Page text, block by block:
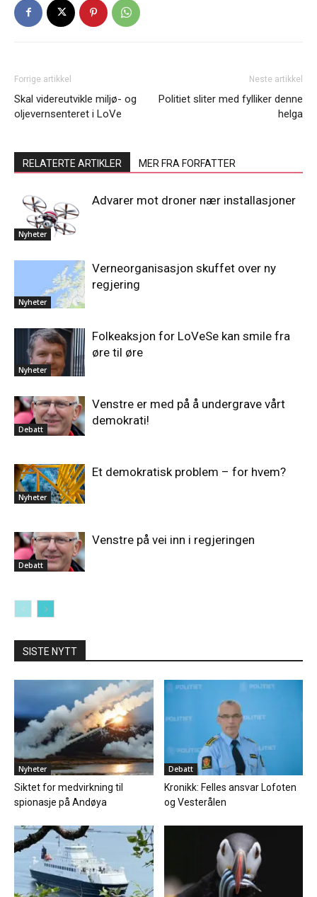
Forrige artikkel
Skal videreutvikle miljø- og
oljevernsenteret i LoVe
Neste artikkel
Politiet sliter med fylliker denne
helga
RELATERTE ARTIKLER MER FRA FORFATTER
Nyheter
Advarer mot droner nær installasjoner
Nyheter
Verneorganisasjon skuffet over ny
regjering
Nyheter
Folkeaksjon for LoVeSe kan smile fra
øre til øre
Debatt
Venstre er med på å undergrave vårt
demokrati!
Nyheter
Et demokratisk problem – for hvem?
Debatt
Venstre på vei inn i regjeringen
SISTE NYTT
Nyheter
Siktet for medvirkning til
spionasje på Andøya
Debatt
Kronikk: Felles ansvar Lofoten
og Vesterålen